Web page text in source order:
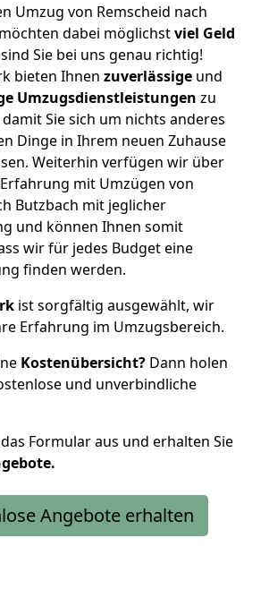
Umzug von Remscheid nach
dabei möglichstviel Geld
Sie bei uns genau richtig!
bieten Ihnen zuverlässige und
Umzugsdienstleistungen zu
Sie sich um nichts anderes
Dinge in Ihrem neuen Zuhause
Weiterhin verfügen wir über
mit Umzügen von
Butzbach mit jeglicher
und können Ihnen somit
wir für jedes Budget eine
finden werden.
ist sorgfältig ausgewählt, wir
Erfahrung im Umzugsbereich.
Kostenübersicht? Dann holen
und unverbindliche
Formular aus und erhalten Sie
Angebote erhalten